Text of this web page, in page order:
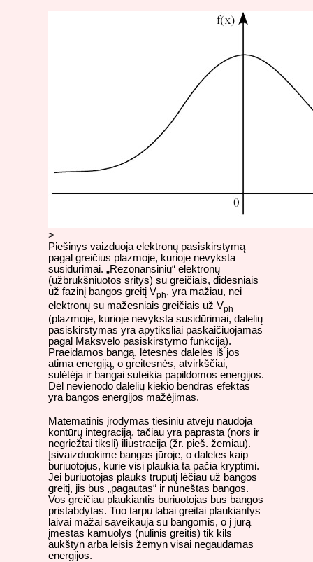
>
Piešinys vaizduoja elektronų pasiskirstymą
pagal greičius plazmoje, kurioje nevyksta
susidūrimai. „Rezonansinių“ elektronų
(užbrūkšniuotos sritys) su greičiais, didesniais
už fazinį bangos greitį Vph, yra mažiau, nei
elektronų su mažesniais greičiais už Vph
(plazmoje, kurioje nevyksta susidūrimai, dalelių
pasiskirstymas yra apytiksliai paskaičiuojamas
pagal Maksvelo pasiskirstymo funkciją).
Praeidamos bangą, lėtesnės dalelės iš jos
atima energiją, o greitesnės, atvirkščiai,
sulėtėja ir bangai suteikia papildomos energijos.
Dėl nevienodo dalelių kiekio bendras efektas
yra bangos energijos mažėjimas.
Matematinis įrodymas tiesiniu atveju naudoja
kontūrų integraciją, tačiau yra paprasta (nors ir
negriežtai tiksli) iliustracija (žr. pieš. žemiau).
Įsivaizduokime bangas jūroje, o daleles kaip
buriuotojus, kurie visi plaukia ta pačia kryptimi.
Jei buriuotojas plauks truputį lėčiau už bangos
greitį, jis bus „pagautas“ ir nuneštas bangos.
Vos greičiau plaukiantis buriuotojas bus bangos
pristabdytas. Tuo tarpu labai greitai plaukiantys
laivai mažai sąveikauja su bangomis, o į jūrą
įmestas kamuolys (nulinis greitis) tik kils
aukštyn arba leisis žemyn visai negaudamas
energijos.